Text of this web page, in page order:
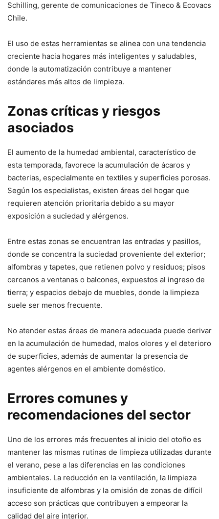
Schilling, gerente de comunicaciones de Tineco & Ecovacs
Chile.
El uso de estas herramientas se alinea con una tendencia
creciente hacia hogares más inteligentes y saludables,
donde la automatización contribuye a mantener
estándares más altos de limpieza.
Zonas críticas y riesgos
asociados
El aumento de la humedad ambiental, característico de
esta temporada, favorece la acumulación de ácaros y
bacterias, especialmente en textiles y superficies porosas.
Según los especialistas, existen áreas del hogar que
requieren atención prioritaria debido a su mayor
exposición a suciedad y alérgenos.
Entre estas zonas se encuentran las entradas y pasillos,
donde se concentra la suciedad proveniente del exterior;
alfombras y tapetes, que retienen polvo y residuos; pisos
cercanos a ventanas o balcones, expuestos al ingreso de
tierra; y espacios debajo de muebles, donde la limpieza
suele ser menos frecuente.
No atender estas áreas de manera adecuada puede derivar
en la acumulación de humedad, malos olores y el deterioro
de superficies, además de aumentar la presencia de
agentes alérgenos en el ambiente doméstico.
Errores comunes y
recomendaciones del sector
Uno de los errores más frecuentes al inicio del otoño es
mantener las mismas rutinas de limpieza utilizadas durante
el verano, pese a las diferencias en las condiciones
ambientales. La reducción en la ventilación, la limpieza
insuficiente de alfombras y la omisión de zonas de difícil
acceso son prácticas que contribuyen a empeorar la
calidad del aire interior.